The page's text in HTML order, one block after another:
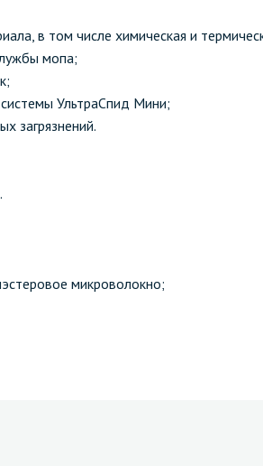
в том числе химическая и
мопа;
УльтраСпид Мини;
загрязнений.
микроволокно;